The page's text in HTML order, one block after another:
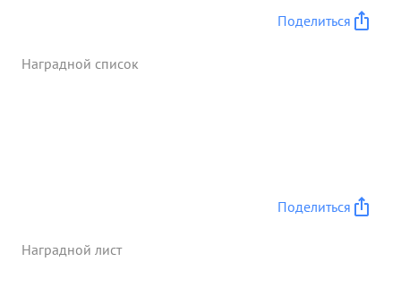
Поделиться
Наградной список
Поделиться
Наградной лист